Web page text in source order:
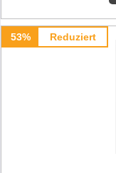
53% Reduziert